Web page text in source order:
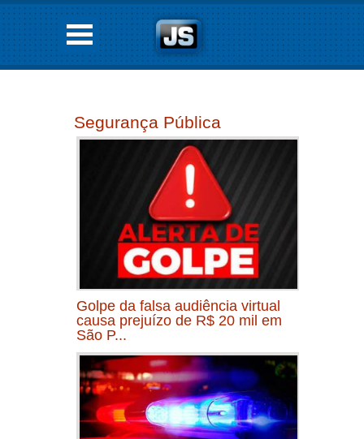
Segurança Pública
Golpe da falsa audiência virtual
causa prejuízo de R$ 20 mil em
São P...